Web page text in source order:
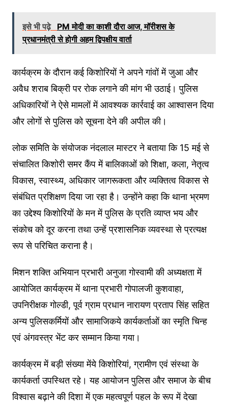
इसे भी पढ़े PM मोदी का काशी दौरा आज, मॉरीशस के
प्रधानमंत्री से होगी अहम द्विपक्षीय वार्ता
कार्यक्रम के दौरान कई किशोरियों ने अपने गांवों में जुआ और
अवैध शराब बिक्री पर रोक लगाने की मांग भी उठाई। पुलिस
अधिकारियों ने ऐसे मामलों में आवश्यक कार्रवाई का आश्वासन दिया
और लोगों से पुलिस को सूचना देने की अपील की।
लोक समिति के संयोजक नंदलाल मास्टर ने बताया कि 15 मई से
संचालित किशोरी समर कैंप में बालिकाओं को शिक्षा, कला, नेतृत्व
विकास, स्वास्थ्य, अधिकार जागरूकता और व्यक्तित्व विकास से
संबंधित प्रशिक्षण दिया जा रहा है। उन्होंने कहा कि थाना भ्रमण
का उद्देश्य किशोरियों के मन में पुलिस के प्रति व्याप्त भय और
संकोच को दूर करना तथा उन्हें प्रशासनिक व्यवस्था से प्रत्यक्ष
रूप से परिचित कराना है।
मिशन शक्ति अभियान प्रभारी अनुजा गोस्वामी की अध्यक्षता में
आयोजित कार्यक्रम में थाना प्रभारी गोपालजी कुशवाहा,
उपनिरीक्षक गोल्डी, पूर्व ग्राम प्रधान नारायण प्रताप सिंह सहित
अन्य पुलिसकर्मियों और सामाजिकये कार्यकर्ताओं का स्मृति चिन्ह
एवं अंगवस्त्र भेंट कर सम्मान किया गया।
कार्यक्रम में बड़ी संख्या मेंये किशोरियां, ग्रामीण एवं संस्था के
कार्यकर्ता उपस्थित रहे। यह आयोजन पुलिस और समाज के बीच
विश्वास बढ़ाने की दिशा में एक महत्वपूर्ण पहल के रूप में देखा